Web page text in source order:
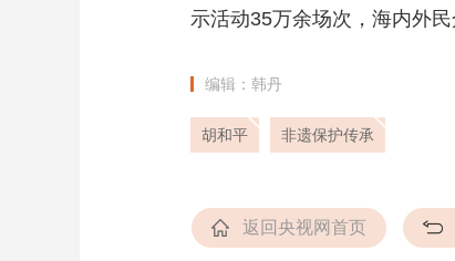
示活动35万余场次，海内外
编辑：韩丹
胡和平 非遗保护传承
返回央视网首页